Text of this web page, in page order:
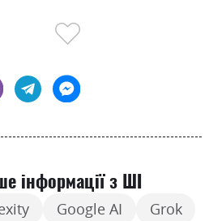
інформації з ШІ
Google AI Grok